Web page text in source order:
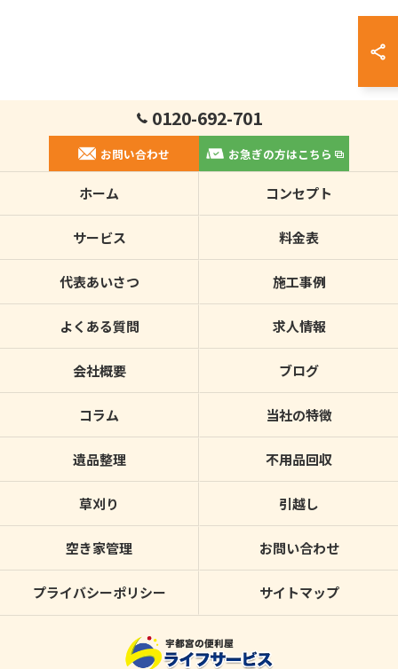
0120-692-701
お問い合わせ お急ぎの方はこちら
ホーム コンセプト
サービス 料金表
代表あいさつ 施工事例
よくある質問 求人情報
会社概要 ブログ
コラム 当社の特徴
遺品整理 不用品回収
草刈り 引越し
空き家管理 お問い合わせ
プライバシーポリシー サイトマップ